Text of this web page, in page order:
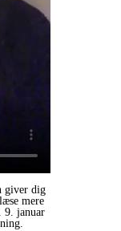
giver dig
mere
9. januar